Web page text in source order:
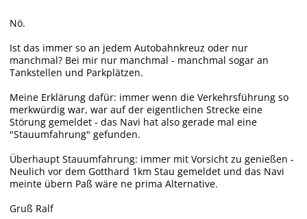
Nö.
Ist das immer so an jedem Autobahnkreuz oder nur
manchmal? Bei mir nur manchmal - manchmal sogar an
Tankstellen und Parkplätzen.
Meine Erklärung dafür: immer wenn die Verkehrsführung so
merkwürdig war, war auf der eigentlichen Strecke eine
Störung gemeldet - das Navi hat also gerade mal eine
"Stauumfahrung" gefunden.
Überhaupt Stauumfahrung: immer mit Vorsicht zu genießen -
Neulich vor dem Gotthard 1km Stau gemeldet und das Navi
meinte übern Paß wäre ne prima Alternative.
Gruß Ralf